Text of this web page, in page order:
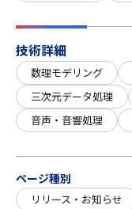
技術詳細
数理モデリング
三次元データ処理
音声・音響処理
ページ種別
リリース・お知らせ